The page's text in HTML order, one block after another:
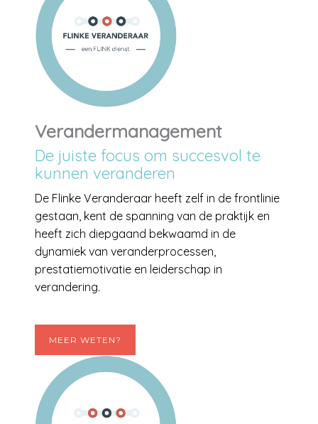
Verandermanagement
De juiste focus om succesvol te
kunnen veranderen
De Flinke Veranderaar heeft zelf in de frontlinie
gestaan, kent de spanning van de praktijk en
heeft zich diepgaand bekwaamd in de
dynamiek van veranderprocessen,
prestatiemotivatie en leiderschap in
verandering.
MEER WETEN?